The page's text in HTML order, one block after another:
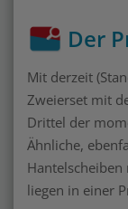
Der
Mit derzeit
Zweierset mit
Drittel der
Ähnliche,
liegen in einer